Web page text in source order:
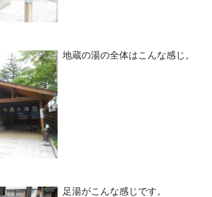
地蔵の湯の全体はこんな感じ。
足湯がこんな感じです。